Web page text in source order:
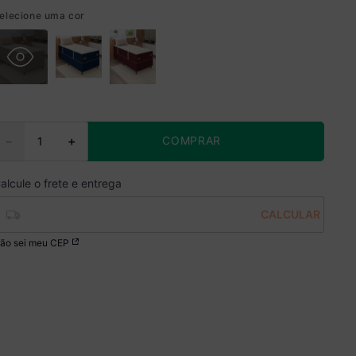
uma cor
＋
－ COMPRAR
sei meu CEP